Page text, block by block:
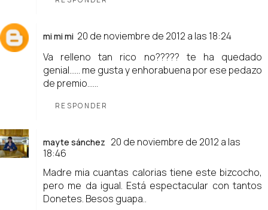
mi mi mi 20 de noviembre de 2012 a las 18:24
Va relleno tan rico no????? te ha quedado
genial…… me gusta y enhorabuena por ese pedazo
de premio…...
RESPONDER
mayte sánchez 20 de noviembre de 2012 a las
18:46
Madre mia cuantas calorias tiene este bizcocho,
pero me da igual. Está espectacular con tantos
Donetes. Besos guapa..